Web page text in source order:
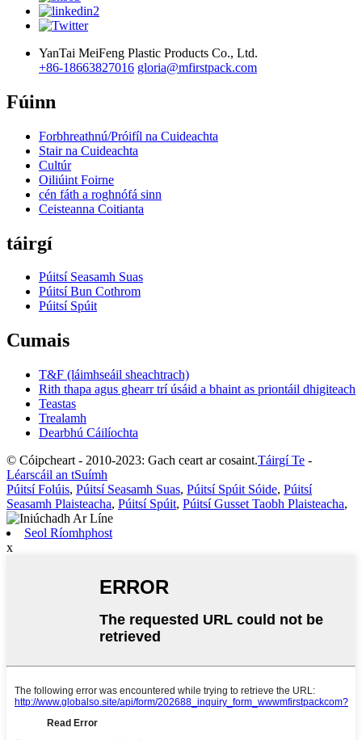
YanTai MeiFeng Plastic Products Co., Ltd.
+86-18663827016 gloria@mfirstpack.com
Fúinn
Forbhreathnú/Próifíl na Cuideachta
Stair na Cuideachta
Cultúr
Oiliúint Foirne
cén fáth a roghnófá sinn
Ceisteanna Coitianta
táirgí
Púitsí Seasamh Suas
Púitsí Bun Cothrom
Púitsí Spúit
Cumais
T&F (láimhseáil sheachtrach)
Rith thapa agus ghearr trí úsáid a bhaint as priontáil dhigiteach
Teastas
Trealamh
Dearbhú Cáilíochta
© Cóipcheart - 2010-2023: Gach ceart ar cosaint.Táirgí Te -
Léarscáil an tSuímh
Púitsí Folúis, Púitsí Seasamh Suas, Púitsí Spúit Sóide, Púitsí
Seasamh Plaisteacha, Púitsí Spúit, Púitsí Gusset Taobh Plaisteacha,
Seol Ríomhphost
x